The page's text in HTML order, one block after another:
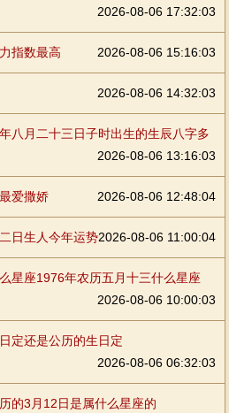
2026-08-06 17:32:03
指数最高 2026-08-06 15:16:03
2026-08-06 14:32:03
八月二十三日子时出生的生辰八字多
2026-08-06 13:16:03
爱撒娇 2026-08-06 12:48:04
日生人今年运势2026-08-06 11:00:04
星座1976年农历五月十三什么星座
2026-08-06 10:00:03
定还是公历的生日定
2026-08-06 06:32:03
的3月12日是属什么星座的